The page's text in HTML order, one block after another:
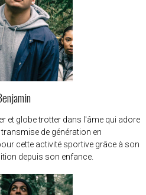
et globe trotter dans l'âme qui adore
de génération en
cette activité sportive grâce à son
depuis son enfance.